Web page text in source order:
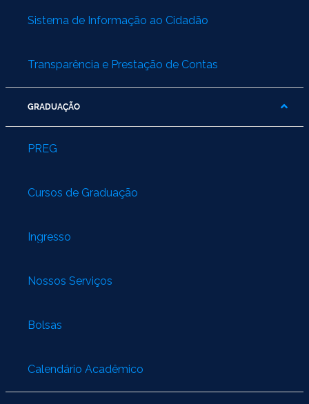
Sistema de Informação ao Cidadão
Transparência e Prestação de Contas
GRADUAÇÃO
PREG
Cursos de Graduação
Ingresso
Nossos Serviços
Bolsas
Calendário Acadêmico